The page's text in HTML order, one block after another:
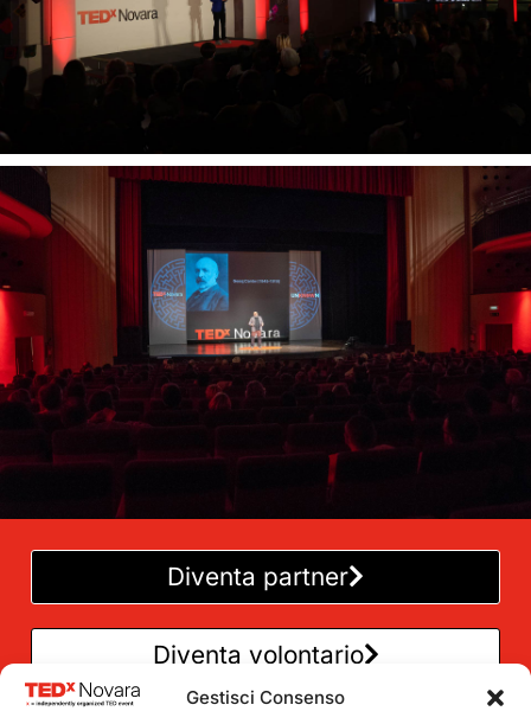
Gestisci Consenso
Diventa partner
Diventa volontario